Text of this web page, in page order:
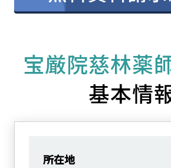
宝厳院慈林薬
基本情
所在地